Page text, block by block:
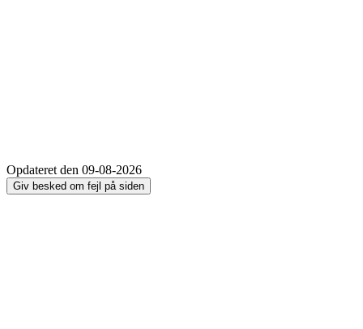
Opdateret den 09-08-2026
Giv besked om fejl på siden